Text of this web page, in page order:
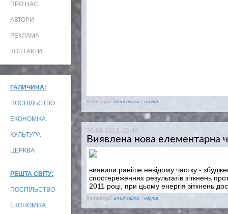
ПРО НАС
АВТОРИ
РЕКЛАМА
КОНТАКТИ
ГАЛИЧИНА:
ПОСПІЛЬСТВО
ЕКОНОМІКА
КУЛЬТУРА
ЦЕРКВА
РЕШТА СВІТУ:
ПОСПІЛЬСТВО
ЕКОНОМІКА
Категорії: инші світи / наука
30-04-2012, 15:40
Виявлена нова елементарна
виявили раніше невідому частку -
спостереженнях результатів зіткнень
2011 році, при цьому енергія зіткнень
Категорії: инші світи / наука